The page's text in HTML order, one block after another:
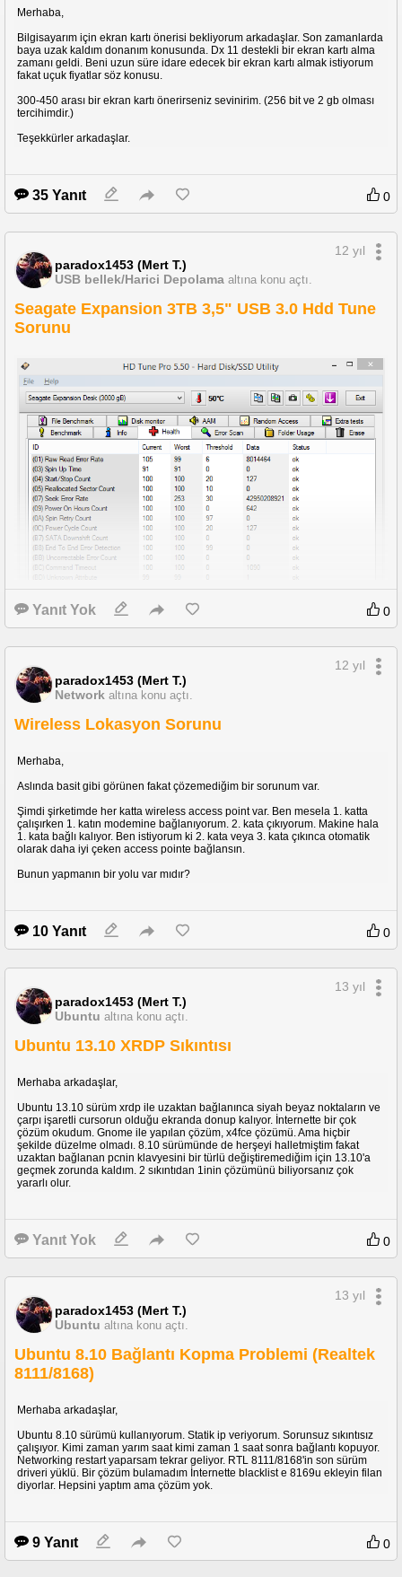
Merhaba,
Bilgisayarım için ekran kartı önerisi bekliyorum arkadaşlar. Son zamanlarda
baya uzak kaldım donanım konusunda. Dx 11 destekli bir ekran kartı alma
zamanı geldi. Beni uzun süre idare edecek bir ekran kartı almak istiyorum
fakat uçuk fiyatlar söz konusu.
300-450 arası bir ekran kartı önerirseniz sevinirim. (256 bit ve 2 gb olması
tercihimdir.)
Teşekkürler arkadaşlar.
35 Yanıt 0
paradox1453 (Mert T.)
USB bellek/Harici Depolama altına konu açtı.
12 yıl
Seagate Expansion 3TB 3,5" USB 3.0 Hdd Tune
Sorunu
sıcaklık bu seviyelerde oluyor havalardan dolayı. Bu sıkıntı olur mu?
Garantiye göndermeme gerek var mı?
Yanıt Yok 0
paradox1453 (Mert T.)
Network altına konu açtı.
12 yıl
Wireless Lokasyon Sorunu
Merhaba,
Aslında basit gibi görünen fakat çözemediğim bir sorunum var.
Şimdi şirketimde her katta wireless access point var. Ben mesela 1. katta
çalışırken 1. katın modemine bağlanıyorum. 2. kata çıkıyorum. Makine hala
1. kata bağlı kalıyor. Ben istiyorum ki 2. kata veya 3. kata çıkınca otomatik
olarak daha iyi çeken access pointe bağlansın.
Bunun yapmanın bir yolu var mıdır?
10 Yanıt 0
paradox1453 (Mert T.)
Ubuntu altına konu açtı.
13 yıl
Ubuntu 13.10 XRDP Sıkıntısı
Merhaba arkadaşlar,
Ubuntu 13.10 sürüm xrdp ile uzaktan bağlanınca siyah beyaz noktaların ve
çarpı işaretli cursorun olduğu ekranda donup kalıyor. İnternette bir çok
çözüm okudum. Gnome ile yapılan çözüm, x4fce çözümü. Ama hiçbir
şekilde düzelme olmadı. 8.10 sürümünde de herşeyi halletmiştim fakat
uzaktan bağlanan pcnin klavyesini bir türlü değiştiremediğim için 13.10'a
geçmek zorunda kaldım. 2 sıkıntıdan 1inin çözümünü biliyorsanız çok
yararlı olur.
Yanıt Yok 0
paradox1453 (Mert T.)
Ubuntu altına konu açtı.
13 yıl
Ubuntu 8.10 Bağlantı Kopma Problemi (Realtek
8111/8168)
Merhaba arkadaşlar,
Ubuntu 8.10 sürümü kullanıyorum. Statik ip veriyorum. Sorunsuz sıkıntısız
çalışıyor. Kimi zaman yarım saat kimi zaman 1 saat sonra bağlantı kopuyor.
Networking restart yaparsam tekrar geliyor. RTL 8111/8168'in son sürüm
driveri yüklü. Bir çözüm bulamadım İnternette blacklist e 8169u ekleyin filan
diyorlar. Hepsini yaptım ama çözüm yok.
9 Yanıt 0